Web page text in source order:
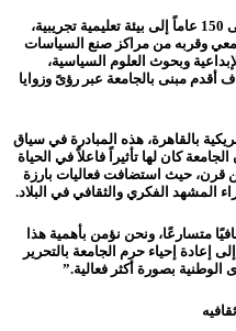
وذلك عبر تحويل القصر الذي يعود تاريخه إلى 150 عاماً إلى بيئة تعليمية تجريبية،
وقربه من مراكز صنع السياسات
وبحوث العلوم السياسية،
مبنى بالجامعة عبر رؤىً وزوايا
بالقاهرة، هذه المبادرة في سياق
كان لها تأثيراً فاعلاً في الحياة
قرن، حيث استضافت فعاليات بارزة
الفكري والثقافي في البلاد.
متسارعًا، ونحن نؤمن بأهمية هذا
إعادة إحياء حرم الجامعة بالتحرير
بصورة أكثر فعالية.”